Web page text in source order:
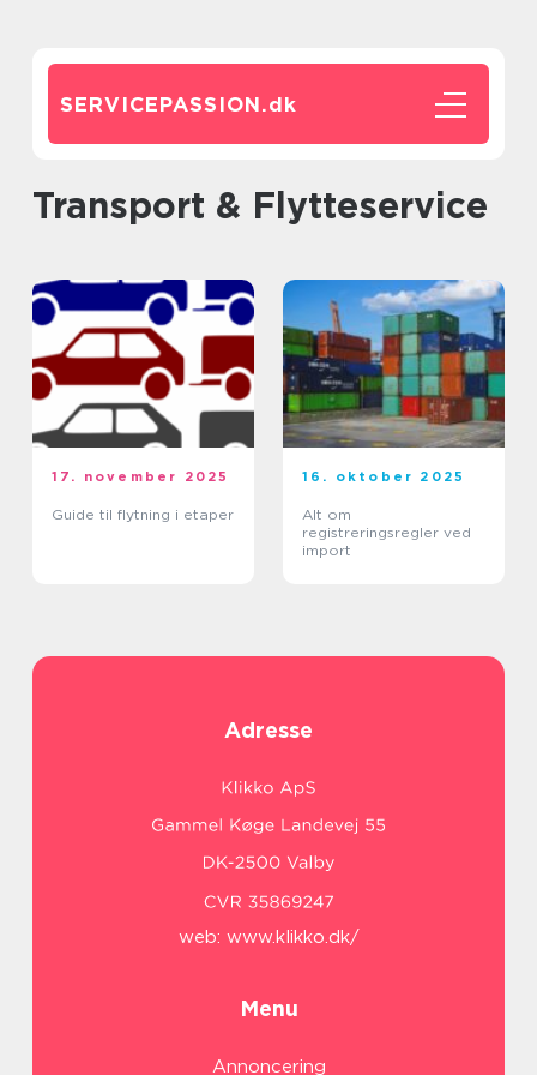
SERVICEPASSION.dk
Transport & Flytteservice
17. november 2025
Guide til flytning i etaper
16. oktober 2025
Alt om
registreringsregler ved
import
Adresse
web: www.klikko.dk/
Menu
Annoncering